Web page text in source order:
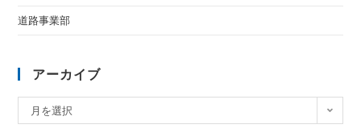
道路事業部
アーカイブ
月を選択